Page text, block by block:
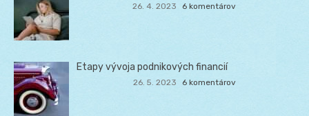
26. 4. 2023 6 komentárov
Etapy vývoja podnikových financií
26. 5. 2023 6 komentárov